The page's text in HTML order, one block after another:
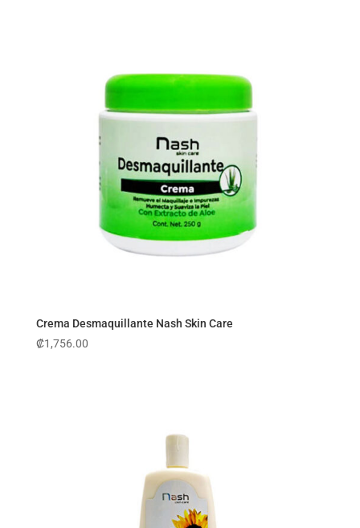
Crema Desmaquillante Nash Skin Care
₡1,756.00